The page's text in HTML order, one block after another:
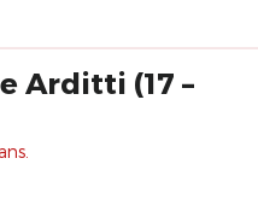
Arditti (17 –